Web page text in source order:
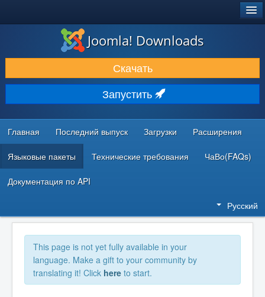
ЗАГРУЗКИ И РАСШИРЕНИЯ
ДОКУМЕНТАЦИЯ И ОБУЧЕНИЕ
СООБЩЕСТВО И ПОДДЕРЖКА
РЕСУРСЫ ДЛЯ РАЗРАБОТЧИКОВ
Joomla! Downloads
Скачать
Запустить
Главная Последний выпуск Загрузки Расширения
Языковые пакеты Технические требования ЧаВо(FAQs)
Документация по API
Русский
This page is not yet fully available in your
language. Make a gift to your community by
translating it! Click here to start.